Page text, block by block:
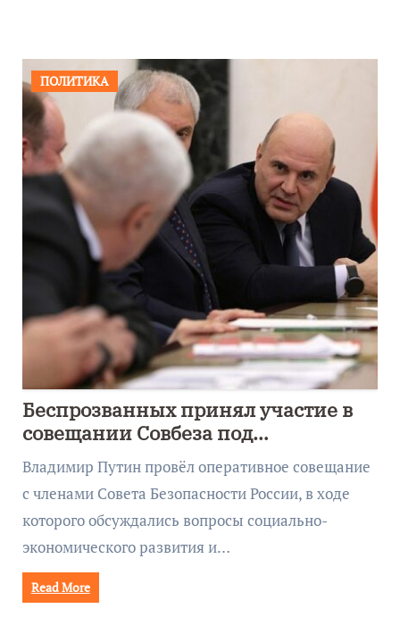
ПОЛИТИКА
Беспрозванных принял участие в
совещании Совбеза под
руководством Путина
Владимир Путин провёл оперативное совещание
с членами Совета Безопасности России, в ходе
которого обсуждались вопросы социально-
экономического развития и…
Read More